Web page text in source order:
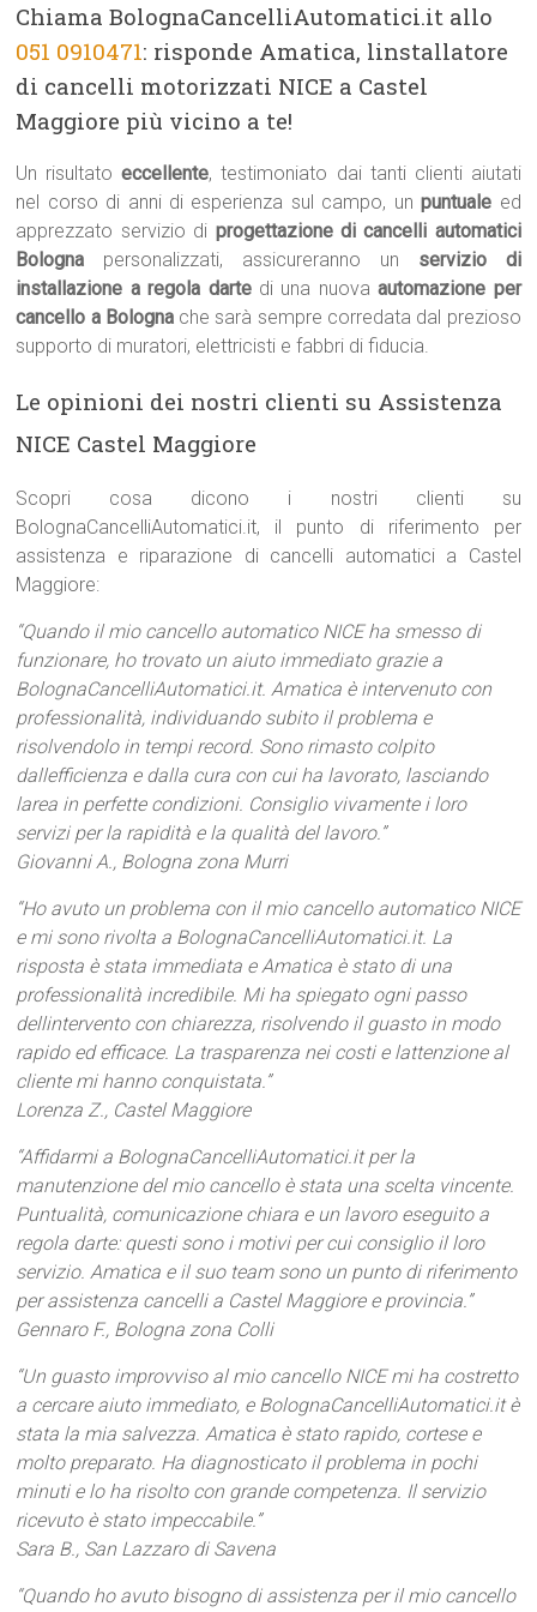
Chiama BolognaCancelliAutomatici.it allo
051 0910471: risponde Amatica, linstallatore
di cancelli motorizzati NICE a Castel
Maggiore più vicino a te!
Un risultatoeccellente, testimoniato dai tanti clienti aiutati
nel corso di anni di esperienza sul campo, unpuntuale ed
apprezzato servizio di progettazione di cancelli automatici
Bologna personalizzati, assicureranno un servizio di
installazione a regola dartedi una nuovaautomazione per
cancello a Bologna che sarà sempre corredata dal prezioso
supporto di muratori, elettricisti e fabbri di fiducia.
Le opinioni dei nostri clienti su Assistenza
NICE Castel Maggiore
Scopri cosa dicono i nostri clienti su
BolognaCancelliAutomatici.it, il punto di riferimento per
assistenza e riparazione di cancelli automatici a Castel
Maggiore:
“Quando il mio cancello automatico NICE ha smesso di
funzionare, ho trovato un aiuto immediato grazie a
BolognaCancelliAutomatici.it. Amatica è intervenuto con
professionalità, individuando subito il problema e
risolvendolo in tempi record. Sono rimasto colpito
dallefficienza e dalla cura con cui ha lavorato, lasciando
larea in perfette condizioni. Consiglio vivamente i loro
servizi per la rapidità e la qualità del lavoro.”
Giovanni A., Bologna zona Murri
“Ho avuto un problema con il mio cancello automatico NICE
e mi sono rivolta a BolognaCancelliAutomatici.it. La
risposta è stata immediata e Amatica è stato di una
professionalità incredibile. Mi ha spiegato ogni passo
dellintervento con chiarezza, risolvendo il guasto in modo
rapido ed efficace. La trasparenza nei costi e lattenzione al
cliente mi hanno conquistata.”
Lorenza Z., Castel Maggiore
“Affidarmi a BolognaCancelliAutomatici.it per la
manutenzione del mio cancello è stata una scelta vincente.
Puntualità, comunicazione chiara e un lavoro eseguito a
regola darte: questi sono i motivi per cui consiglio il loro
servizio. Amatica e il suo team sono un punto di riferimento
per assistenza cancelli a Castel Maggiore e provincia.”
Gennaro F., Bologna zona Colli
“Un guasto improvviso al mio cancello NICE mi ha costretto
a cercare aiuto immediato, e BolognaCancelliAutomatici.it è
stata la mia salvezza. Amatica è stato rapido, cortese e
molto preparato. Ha diagnosticato il problema in pochi
minuti e lo ha risolto con grande competenza. Il servizio
ricevuto è stato impeccabile.”
Sara B., San Lazzaro di Savena
“Quando ho avuto bisogno di assistenza per il mio cancello